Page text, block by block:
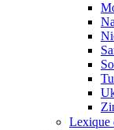
Lexique